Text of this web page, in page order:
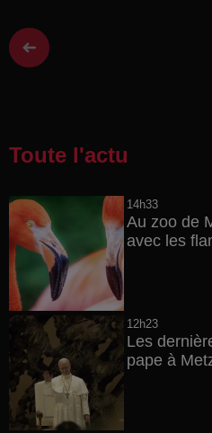
Toute l'actu
14h33
Au zoo de
avec les
12h23
Les
pape à